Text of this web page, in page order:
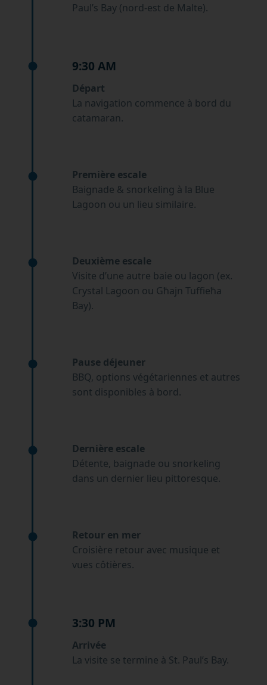
Paul’s Bay (nord-est de Malte).
9:30 AM
Départ
La navigation commence à bord du
catamaran.
Première escale
Baignade & snorkeling à la Blue
Lagoon ou un lieu similaire.
Deuxième escale
Visite d’une autre baie ou lagon (ex.
Crystal Lagoon ou Għajn Tuffieħa
Bay).
Pause déjeuner
BBQ, options végétariennes et autres
sont disponibles à bord.
Dernière escale
Détente, baignade ou snorkeling
dans un dernier lieu pittoresque.
Retour en mer
Croisière retour avec musique et
vues côtières.
3:30 PM
Arrivée
La visite se termine à St. Paul’s Bay.